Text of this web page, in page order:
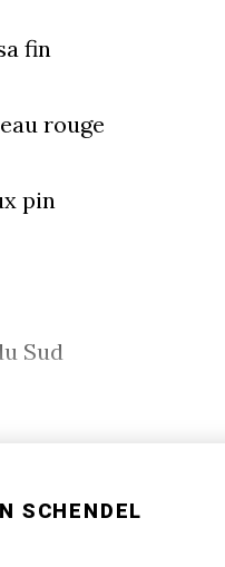
fin
rouge
pin
Sud
SCHENDEL